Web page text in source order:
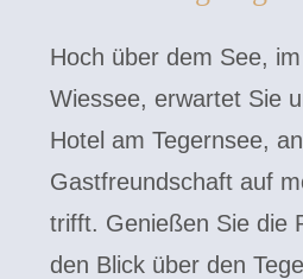
Hoch über dem See,
Wiessee, erwartet Sie
Hotel am Tegernsee,
Gastfreundschaft auf
trifft. Genießen Sie die
den Blick über den